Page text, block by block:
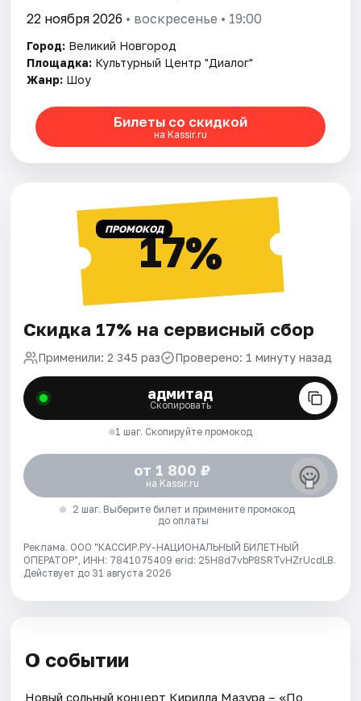
22 ноября 2026 • воскресенье • 19:00
Город: Великий Новгород
Площадка: Культурный Центр "Диалог"
Жанр: Шоу
Билеты со скидкой
на Kassir.ru
ПРОМОКОД17%
Скидка 17% на сервисный сбор
Применили: 2 345 раз Проверено: 1 минуту назад
адмитад
Скопировать
1 шаг. Скопируйте промокод
от 1 800 ₽
на Kassir.ru
2 шаг. Выберите билет и примените промокод
до оплаты
Реклама. ООО "КАССИР.РУ-НАЦИОНАЛЬНЫЙ БИЛЕТНЫЙ
ОПЕРАТОР", ИНН: 7841075409 erid: 25H8d7vbP8SRTvHZrUcdLB.
Действует до 31 августа 2026
О событии
Новый сольный концерт Кирилла Мазура – «По